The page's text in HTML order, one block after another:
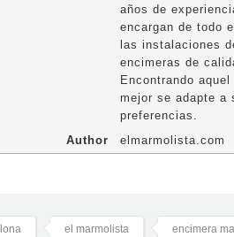
años de
encargan de todo
las instalaciones
encimeras de
Encontrando
mejor se adapte a
preferencias.
Author
elmarmolista.com
el marmolista encimera